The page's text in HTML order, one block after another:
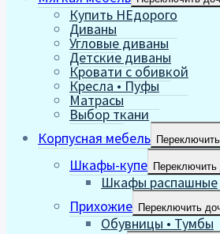
Купить НЕдорого
Диваны
Угловые диваны
Детские диваны
Кровати с обивкой
Кресла • Пуфы
Матрасы
Выбор ткани
Корпусная мебель
Шкафы-купе
Шкафы распашные
Прихожие Переключить
Обувницы • Тумбы